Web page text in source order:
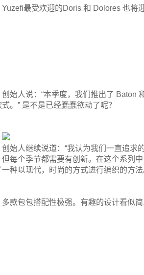
Yuzefi最受欢迎的Doris 和 Dolores 也将
创始人说：“本季度，我们推出了 Baton
。” 是不是已经蠢蠢欲动了呢？
创始人继续说道：“我认为我们一直追求
但每个季节都需要有创新。在这个系列
一种以现代，时尚的方式进行编织的方
多款包包搭配性极强。有趣的设计看似